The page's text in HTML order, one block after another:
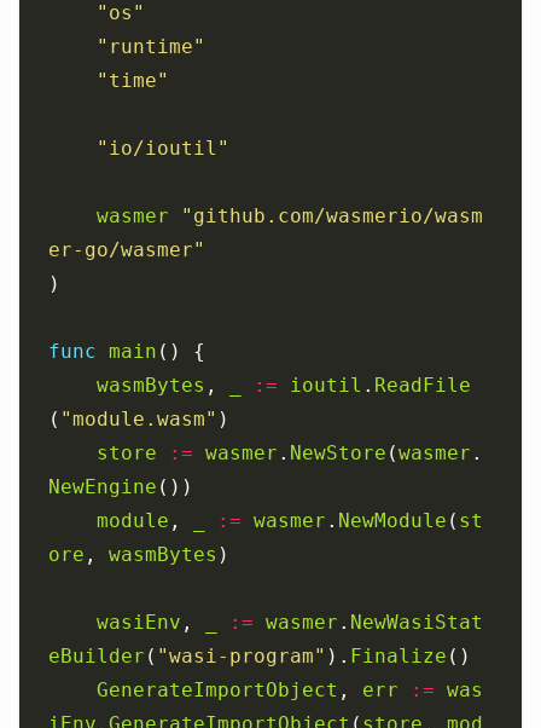
"os"
"runtime"
"time"
"io/ioutil"
wasmer
"github.com/wasmerio/wasm
er-go/wasmer"
func main
wasmBytes , := ioutil . ReadFile
( "module.wasm"
store
:= wasmer . NewStore (wasmer .
NewEngine
module , := wasmer . NewModule ( st
ore , wasmBytes
wasiEnv , := wasmer . NewWasiStat
eBuilder ( "wasi-program" ). Finalize
GenerateImportObject , err := was